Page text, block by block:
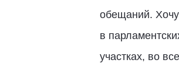
обещаний.
в
участках, во